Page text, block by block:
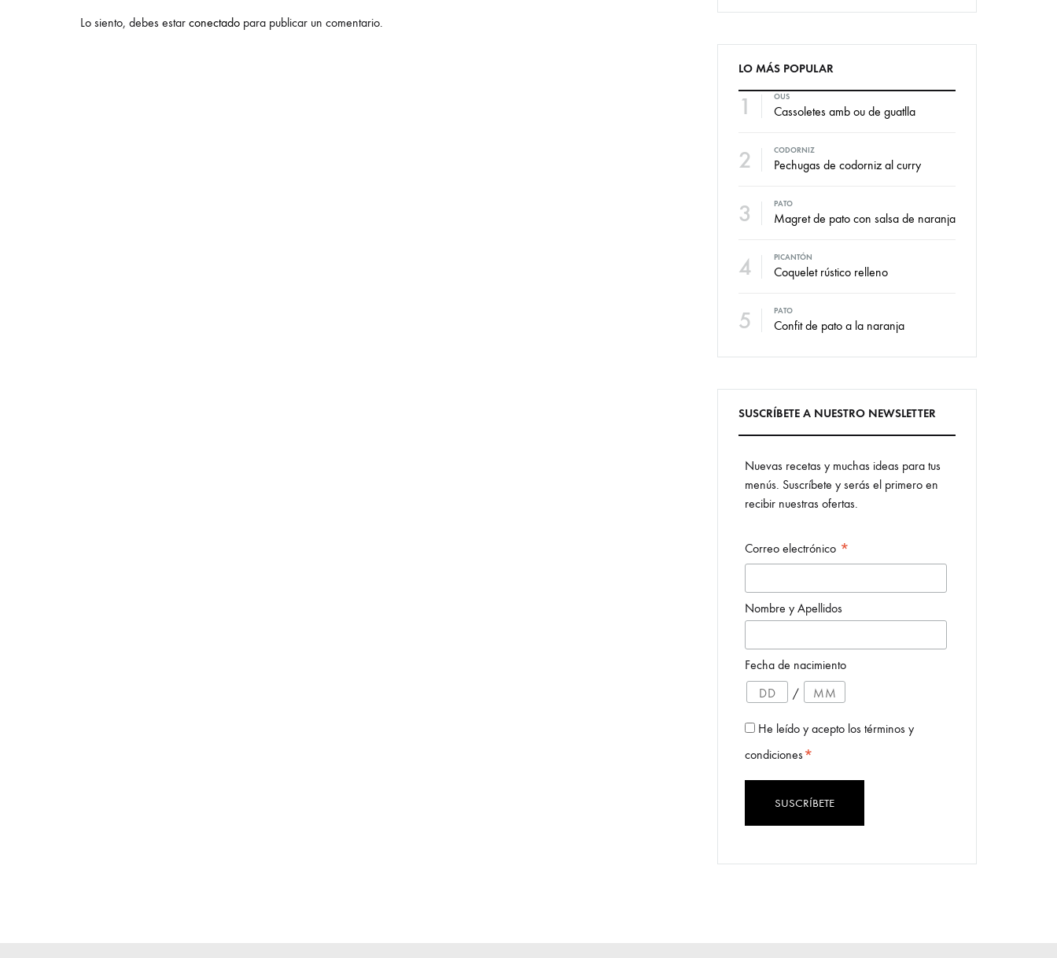
Lo siento, debes estar conectado para publicar un comentario.
LO MÁS POPULAR
1 OUS
Cassoletes amb ou de guatlla
2 CODORNIZ
Pechugas de codorniz al curry
3 PATO
Magret de pato con salsa de naranja
4 PICANTÓN
Coquelet rústico relleno
5 PATO
Confit de pato a la naranja
SUSCRÍBETE A NUESTRO NEWSLETTER
Nuevas recetas y muchas ideas para tus
menús. Suscríbete y serás el primero en
recibir nuestras ofertas.
Correo electrónico *
Nombre y Apellidos
Fecha de nacimiento
/
He leído y acepto los términos y
condiciones *